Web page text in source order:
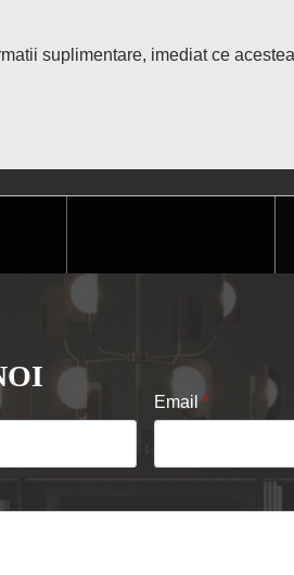
suplimentare, imediat ce
Email *